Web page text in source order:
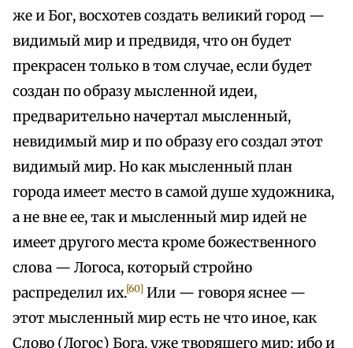
же и Бог, восхотев создать великий город —
видимый мир и предвидя, что он будет
прекрасен только в том случае, если будет
создан по образу мысленной идеи,
предварительно начертал мысленный,
невидимый мир и по образу его создал этот
видимый мир. Но как мысленный план
города имеет место в самой душе художника,
а не вне ее, так и мысленный мир идей не
имеет другого места кроме божественного
слова — Логоса, который стройно
распределил их.[60] Или — говоря яснее —
этот мысленный мир есть не что иное, как
Слово (Логос) Бога, уже творящего мир; ибо и